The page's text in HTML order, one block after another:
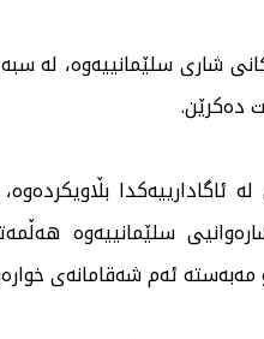
دەكرێن.
سلێمانییەوە
خوارەوە لە كاتژمێر 6ی